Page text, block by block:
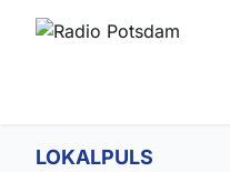
LOKALPULS